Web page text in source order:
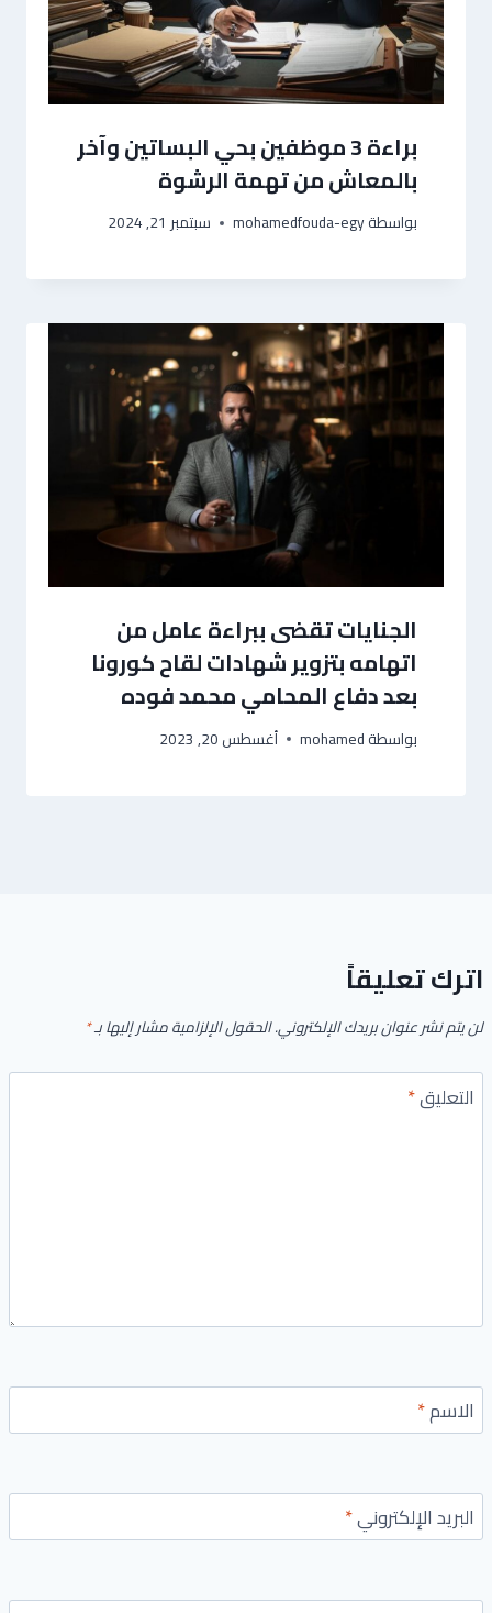
براءة 3 موظفين بحي البساتين وآخر
بالمعاش من تهمة الرشوة
بواسطةmohamedfouda-egy سبتمبر 21, 2024
الجنايات تقضى ببراءة عامل من
اتهامه بتزوير شهادات لقاح كورونا
بعد دفاع المحامي محمد فوده
بواسطةmohamed أغسطس 20, 2023
اترك تعليقاً
لن يتم نشر عنوان بريدك الإلكتروني.الحقول الإلزامية مشار إليها بـ*
التعليق*
الاسم*
البريد الإلكتروني*